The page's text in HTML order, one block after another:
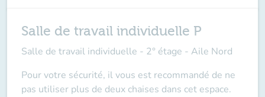
Salle de travail individuelle P
Salle de travail individuelle - 2° étage - Aile Nord
Pour votre sécurité, il vous est recommandé de ne
pas utiliser plus de deux chaises dans cet espace.